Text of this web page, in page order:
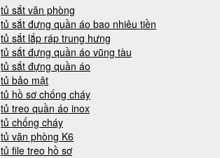
tủ sắt văn phòng
tủ sắt đựng quần áo bao nhiêu tiền
tủ sắt lắp ráp trung hưng
tủ sắt đựng quần áo vũng tàu
tủ sắt đựng quần áo
tủ bảo mật
tủ hồ sơ chống cháy
tủ treo quần áo inox
tủ chống cháy
tủ văn phòng K6
tủ file treo hồ sơ